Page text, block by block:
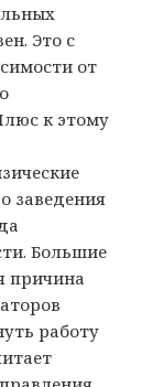
Это с
от
к этому
заведения
Большие
причина
работу